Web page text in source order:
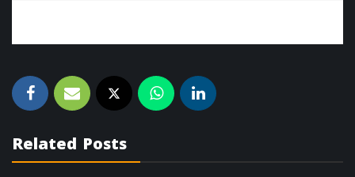
Related Posts